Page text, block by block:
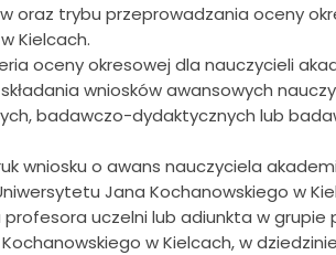
oraz trybu przeprowadzania oceny
Kielcach.
oceny okresowej dla nauczycieli
wniosków awansowych
badawczo-dydaktycznych lub
wniosku o awans nauczyciela
Jana Kochanowskiego w
uczelni lub adiunkta w
w Kielcach, w